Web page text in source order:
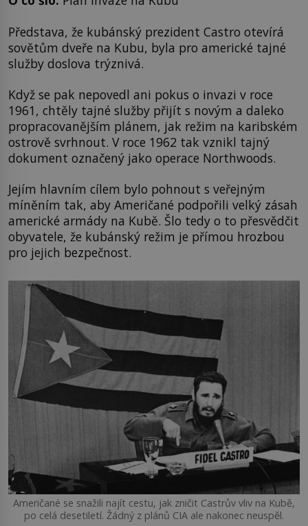
Představa, že kubánský prezident Castro otevírá
sovětům dveře na Kubu, byla pro americké tajné
služby doslova trýznivá.
Když se pak nepovedl ani pokus o invazi v roce
1961, chtěly tajné služby přijít s novým a daleko
propracovanějším plánem, jak režim na karibském
ostrově svrhnout. V roce 1962 tak vznikl tajný
dokument označený jako operace Northwoods.
Jejím hlavním cílem bylo pohnout s veřejným
míněním tak, aby Američané podpořili velký zásah
americké armády na Kubě. Šlo tedy o to přesvědčit
obyvatele, že kubánský režim je přímou hrozbou
pro jejich bezpečnost.
Američané se snažili najít cestu, jak zničit Castrův vliv na Kubě,
po celá desetiletí. Žádný z plánů CIA ale nakonec neuspěl.